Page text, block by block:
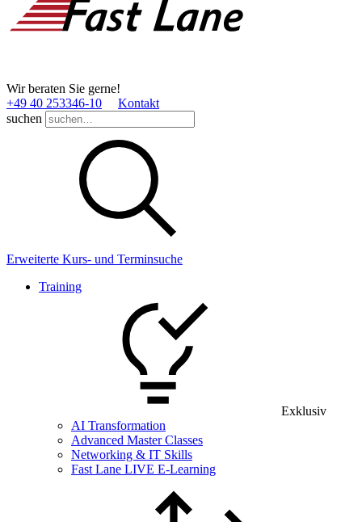
Wir beraten Sie gerne!
+49 40 253346­-10
Kontakt
suchen
Erweiterte Kurs- und Terminsuche
Training
Exklusiv
AI Transformation
Advanced Master Classes
Networking & IT Skills
Fast Lane LIVE E-Learning